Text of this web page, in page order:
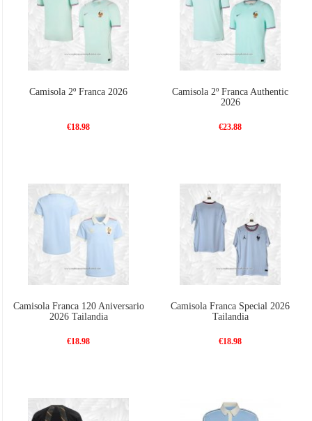
Camisola 2º Franca 2026
€18.98
Camisola 2º Franca Authentic
2026
€23.88
Camisola Franca 120 Aniversario
2026 Tailandia
€18.98
Camisola Franca Special 2026
Tailandia
€18.98